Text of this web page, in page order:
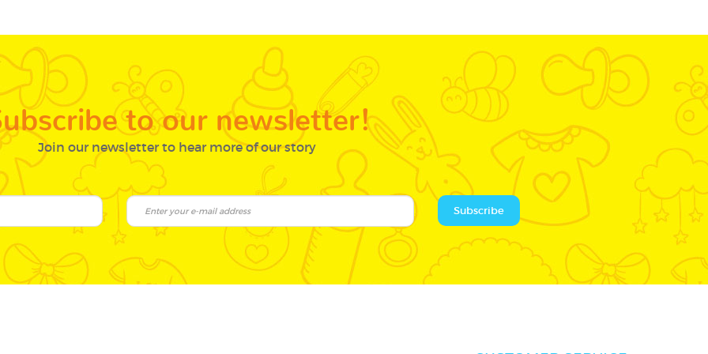
to our newsletter!
Join our newsletter to hear more of our story
Subscribe